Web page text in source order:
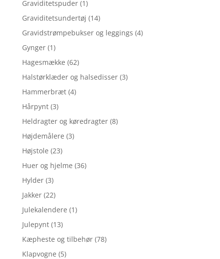
Graviditetspuder (1)
Graviditetsundertøj (14)
Gravidstrømpebukser og leggings (4)
Gynger (1)
Hagesmække (62)
Halstørklæder og halsedisser (3)
Hammerbræt (4)
Hårpynt (3)
Heldragter og køredragter (8)
Højdemålere (3)
Højstole (23)
Huer og hjelme (36)
Hylder (3)
Jakker (22)
Julekalendere (1)
Julepynt (13)
Kæpheste og tilbehør (78)
Klapvogne (5)